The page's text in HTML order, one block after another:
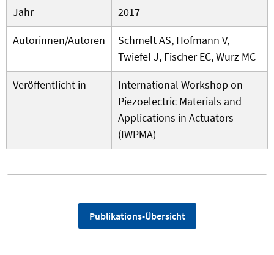
Jahr
2017
Autorinnen/Autoren
Schmelt AS, Hofmann V,
Twiefel J, Fischer EC, Wurz MC
Veröffentlicht in
International Workshop on
Piezoelectric Materials and
Applications in Actuators
(IWPMA)
Publikations-Übersicht